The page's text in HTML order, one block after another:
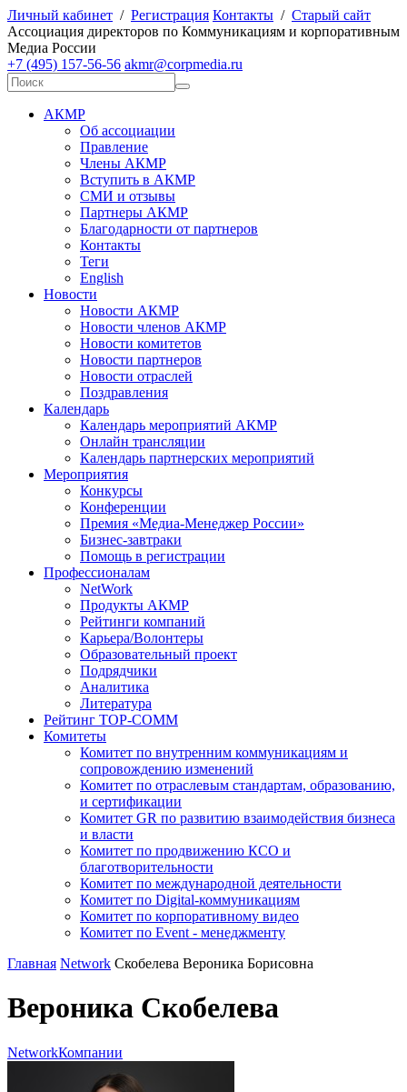
Личный кабинет / Регистрация Контакты / Старый сайт
Ассоциация директоров по Коммуникациям и корпоративным
Медиа России
+7 (495) 157-56-56 akmr@corpmedia.ru
АКМР
Об ассоциации
Правление
Члены АКМР
Вступить в АКМР
СМИ и отзывы
Партнеры АКМР
Благодарности от партнеров
Контакты
Теги
English
Новости
Новости АКМР
Новости членов АКМР
Новости комитетов
Новости партнеров
Новости отраслей
Поздравления
Календарь
Календарь мероприятий АКМР
Онлайн трансляции
Календарь партнерских мероприятий
Мероприятия
Конкурсы
Конференции
Премия «Медиа-Менеджер России»
Бизнес-завтраки
Помощь в регистрации
Профессионалам
NetWork
Продукты АКМР
Рейтинги компаний
Карьера/Волонтеры
Образовательный проект
Подрядчики
Аналитика
Литература
Рейтинг TOP-COMM
Комитеты
Комитет по внутренним коммуникациям и
сопровождению изменений
Комитет по отраслевым стандартам, образованию,
и сертификации
Комитет GR по развитию взаимодействия бизнеса
и власти
Комитет по продвижению КСО и
благотворительности
Комитет по международной деятельности
Комитет по Digital-коммуникациям
Комитет по корпоративному видео
Комитет по Event - менеджменту
Главная Network Скобелева Вероника Борисовна
Вероника Скобелева
NetworkКомпании